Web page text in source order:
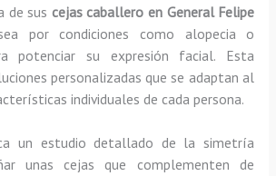
de sus cejas caballero en General Felipe
por condiciones como alopecia o
potenciar su expresión facial. Esta
personalizadas que se adaptan al
individuales de cada persona.
un estudio detallado de la simetría
unas cejas que complementen de